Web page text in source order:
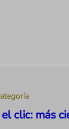
clic: más